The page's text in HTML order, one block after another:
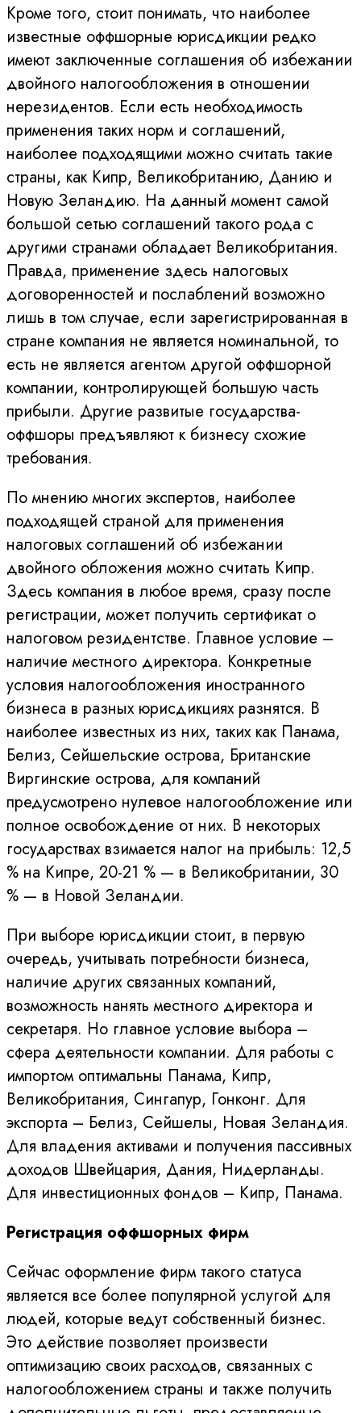
Кроме того, стоит понимать, что наиболее
известные оффшорные юрисдикции редко
имеют заключенные соглашения об избежании
двойного налогообложения в отношении
нерезидентов. Если есть необходимость
применения таких норм и соглашений,
наиболее подходящими можно считать такие
страны, как Кипр, Великобританию, Данию и
Новую Зеландию. На данный момент самой
большой сетью соглашений такого рода с
другими странами обладает Великобритания.
Правда, применение здесь налоговых
договоренностей и послаблений возможно
лишь в том случае, если зарегистрированная в
стране компания не является номинальной, то
есть не является агентом другой оффшорной
компании, контролирующей большую часть
прибыли. Другие развитые государства-
оффшоры предъявляют к бизнесу схожие
требования.
По мнению многих экспертов, наиболее
подходящей страной для применения
налоговых соглашений об избежании
двойного обложения можно считать Кипр.
Здесь компания в любое время, сразу после
регистрации, может получить сертификат о
налоговом резидентстве. Главное условие –
наличие местного директора. Конкретные
условия налогообложения иностранного
бизнеса в разных юрисдикциях разнятся. В
наиболее известных из них, таких как Панама,
Белиз, Сейшельские острова, Британские
Виргинские острова, для компаний
предусмотрено нулевое налогообложение или
полное освобождение от них. В некоторых
государствах взимается налог на прибыль: 12,5
% на Кипре, 20-21 % — в Великобритании, 30
% — в Новой Зеландии.
При выборе юрисдикции стоит, в первую
очередь, учитывать потребности бизнеса,
наличие других связанных компаний,
возможность нанять местного директора и
секретаря. Но главное условие выбора –
сфера деятельности компании. Для работы с
импортом оптимальны Панама, Кипр,
Великобритания, Сингапур, Гонконг. Для
экспорта – Белиз, Сейшелы, Новая Зеландия.
Для владения активами и получения пассивных
доходов Швейцария, Дания, Нидерланды.
Для инвестиционных фондов – Кипр, Панама.
Регистрация оффшорных фирм
Сейчас оформление фирм такого статуса
является все более популярной услугой для
людей, которые ведут собственный бизнес.
Это действие позволяет произвести
оптимизацию своих расходов, связанных с
налогообложением страны и также получить